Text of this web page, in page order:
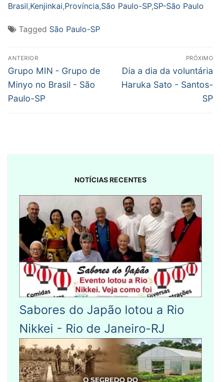
Brasil,Kenjinkai,Província,São Paulo-SP,SP-São Paulo
Tagged São Paulo-SP
Navegação
de
Post
ANTERIOR
Post
anterior:
Grupo MIN - Grupo de
Minyo no Brasil - São
Paulo-SP
PRÓXIMO
Próximo
post:
Dia a dia da voluntária
Haruka Sato - Santos-
SP
NOTÍCIAS RECENTES
Sabores do Japão lotou a Rio
Nikkei - Rio de Janeiro-RJ